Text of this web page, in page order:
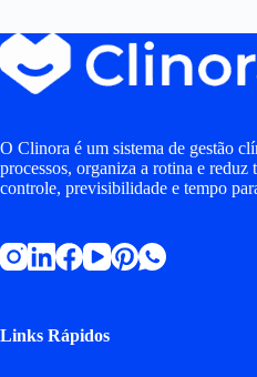
O Clinora é um sistema de gestão
processos, organiza a rotina e reduz
controle, previsibilidade e tempo
Links Rápidos